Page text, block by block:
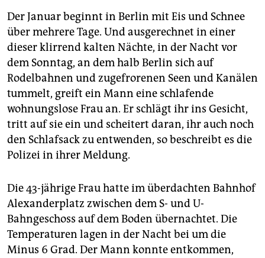
genossenschaft
epaper login
Der Januar beginnt in Berlin mit Eis und Schnee
über mehrere Tage. Und ausgerechnet in einer
dieser klirrend kalten Nächte, in der Nacht vor
dem Sonntag, an dem halb Berlin sich auf
Rodelbahnen und zugefrorenen Seen und Kanälen
tummelt, greift ein Mann eine schlafende
wohnungslose Frau an. Er schlägt ihr ins Gesicht,
tritt auf sie ein und scheitert daran, ihr auch noch
den Schlafsack zu entwenden, so beschreibt es die
Polizei in ihrer Meldung.
Die 43-jährige Frau hatte im überdachten Bahnhof
Alexanderplatz zwischen dem S- und U-
Bahngeschoss auf dem Boden übernachtet. Die
Temperaturen lagen in der Nacht bei um die
Minus 6 Grad. Der Mann konnte entkommen,